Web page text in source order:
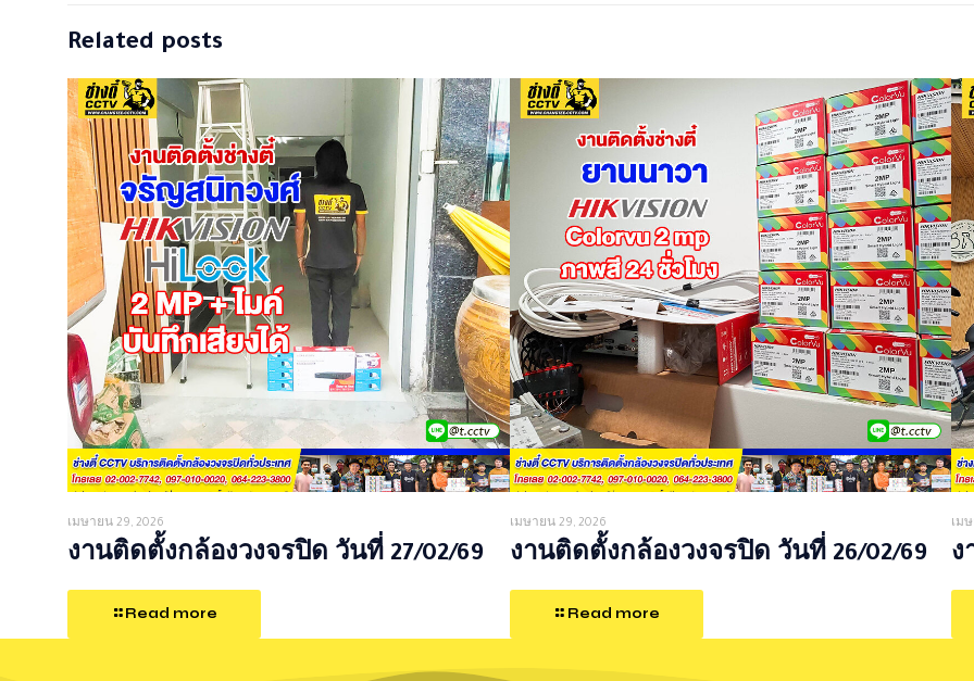
Related posts
เมษายน 29, 2026
งานติดตั้งกล้องวงจรปิด วันที่ 27/02/69
Read more
เมษายน 29, 2026
งานติดตั้งกล้องวงจรปิด วันที่ 26/02/69
Read more
เม
ง